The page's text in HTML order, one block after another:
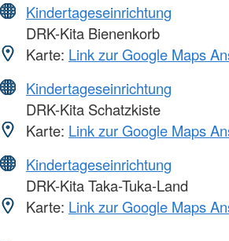
Kindertageseinrichtung
DRK-Kita Bienenkorb
Karte: Link zur Google Maps
Kindertageseinrichtung
DRK-Kita Schatzkiste
Karte: Link zur Google Maps
Kindertageseinrichtung
DRK-Kita Taka-Tuka-Land
Karte: Link zur Google Maps